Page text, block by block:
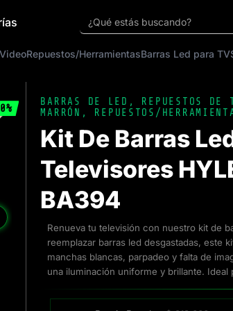
¿Qué estás buscando?
Repuestos/HerramientasBarras Led para TV
BARRAS DE LED , REPUESTOS DE
MARRÓN , REPUESTOS/
Kit De Barras
Televisores
BA394
Renueva tu televisión con nuestro kit de
reemplazar barras led desgastadas, este
manchas blancas, parpadeo y falta de
una iluminación uniforme y brillante. Ideal